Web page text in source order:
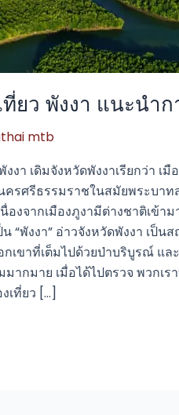
ยว พังงา แนะนำ
mtb
งงา เดิมจังหวัดพังงาเรียกว่า
รศรีธรรมราชในสมัยพระบาท
องจากเมืองภูงามีต่างชาติเข้
น “พังงา” อ่าวจังหวัดพังงา เ
กเขาที่เต็มไปด้วยป่าบริบูรณ์ แ
มากมาย เมื่อได้ไปตรวจ พวกเ
เที่ยว […]